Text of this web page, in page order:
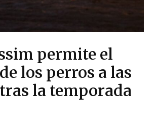
permite el
los perros a las
la temporada